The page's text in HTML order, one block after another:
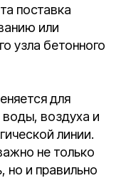
поставка
или
узла бетонного
для
воды, воздуха и
линии.
не только
но и правильно